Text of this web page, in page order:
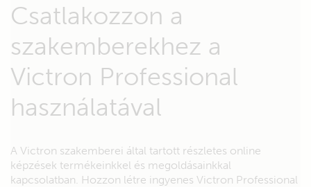
Csatlakozzon a
szakemberekhez a
Victron Professional
használatával
A Victron szakemberei által tartott részletes online
képzések termékeinkkel és megoldásainkkal
kapcsolatban. Hozzon létre ingyenes Victron Professional